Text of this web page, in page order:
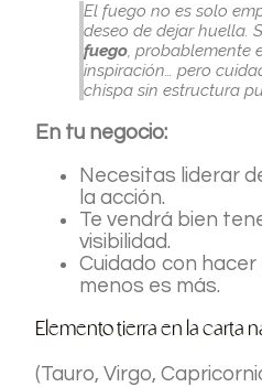
El fuego no es solo
deseo de dejar huella.
fuego, probablemente
inspiración… pero
chispa sin estructura
En tu negocio:
Necesitas liderar
la acción.
Te vendrá bien
visibilidad.
Cuidado con hacer
menos es más.
Elemento tierra en la carta
(Tauro, Virgo,